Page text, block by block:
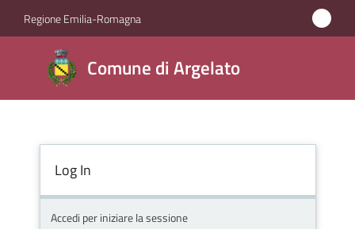
Vai al contenuto
Vai alla navigazione
Vai al footer
Regione Emilia-Romagna
Comune di Argelato
Comune
di
Argelato
Amministrazione
Novità
Log In
Accedi per iniziare la sessione